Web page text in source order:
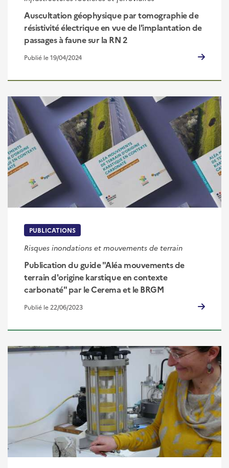
Auscultation géophysique par tomographie de
résistivité électrique en vue de l'implantation de
passages à faune sur la RN 2
Publié le 19/04/2024
PUBLICATIONS
Risques inondations et mouvements de terrain
Publication du guide "Aléa mouvements de
terrain d'origine karstique en contexte
carbonaté" par le Cerema et le BRGM
Publié le 22/06/2023